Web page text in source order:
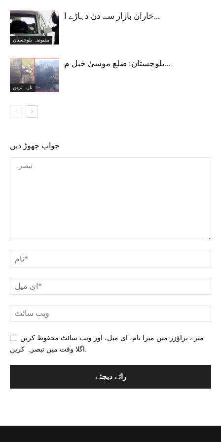
مقبوضہ بلوچستان
خاران بازار سے دن دہاڑے ا...
تازہ ترین
بلوچستان: ضلع موسیٰ خیل م...
جواب چھوڑ دیں
میرے براؤزر میں میرا نام، ای میل، اور ویب سائٹ محفوظ کریں